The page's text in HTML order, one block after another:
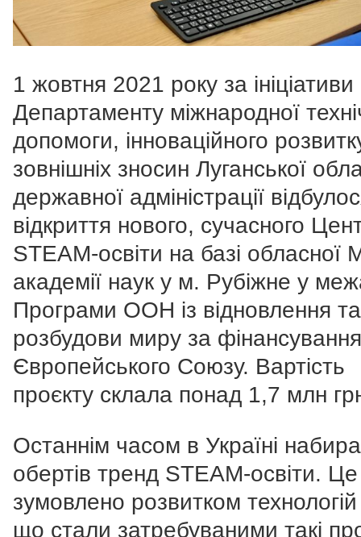
1 жовтня 2021 року за ініціативи
Департаменту міжнародної
допомоги, інноваційного
зовнішніх зносин Луганської
державної адміністрації
відкриття нового, сучасного
STEАM-освіти на базі обласної
академії наук у м. Рубіжне у
Програми ООН із відновлення та
розбудови миру за фінансування
Європейського Союзу. Вартість
проєкту склала понад 1,7 млн
Останнім часом в Україні
обертів тренд STEAM-освіти. Це
зумовлено розвитком технологій
що стали затребуваними такі